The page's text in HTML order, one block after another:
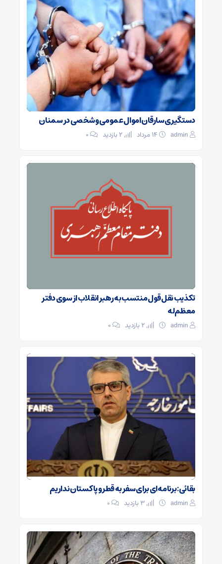
دستگیری سارقان اموال عمومی و شخصی در سمنان
admin ۰
تکذیب نقل قول منتسب به رهبر انقلاب از سوی دفتر
معظم‌له
admin ۰
بقائی: برنامه‌ای برای سفر به قطر و پاکستان نداریم
admin ۰